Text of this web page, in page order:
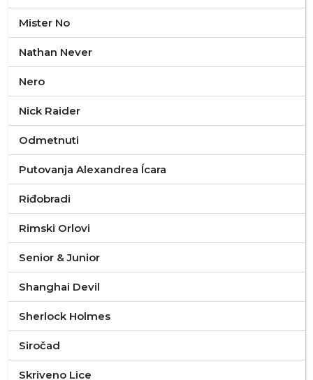
Mister No
Nathan Never
Nero
Nick Raider
Odmetnuti
Putovanja Alexandrea Ícara
Riđobradi
Rimski Orlovi
Senior & Junior
Shanghai Devil
Sherlock Holmes
Siročad
Skriveno Lice